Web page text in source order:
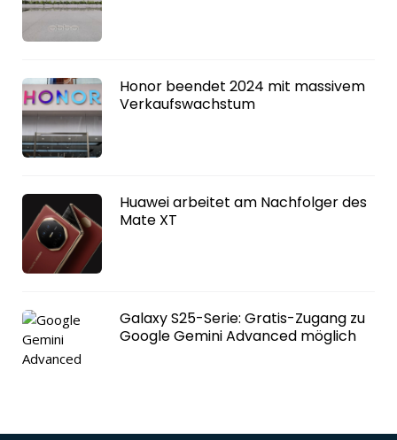
Honor beendet 2024 mit massivem
Verkaufswachstum
Huawei arbeitet am Nachfolger des
Mate XT
Galaxy S25-Serie: Gratis-Zugang zu
Google Gemini Advanced möglich